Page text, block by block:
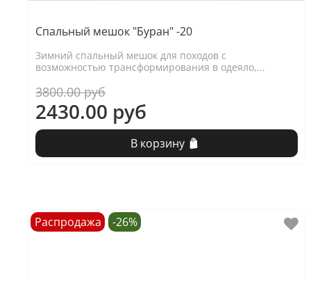
Спальный мешок "Буран" -20
Зимний спальный мешок для походов с
возможностью трансформирования в одеяло,...
3800.00 руб
2430.00 руб
В корзину
Распродажа -26%